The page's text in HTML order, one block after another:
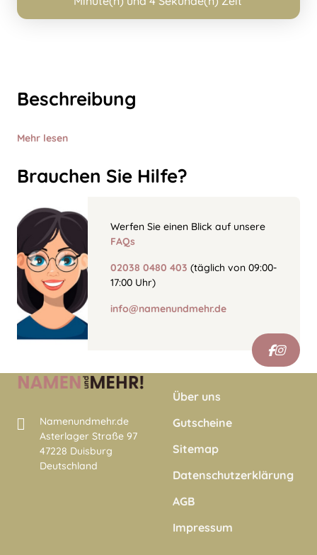
Beschreibung
Mehr lesen
Brauchen Sie Hilfe?
Werfen Sie einen Blick auf unsere
FAQs
02038 0480 403 (täglich von 09:00-
17:00 Uhr)
info@namenundmehr.de
Namenundmehr.de
Asterlager Straße 97
47228 Duisburg
Deutschland
Über uns
Gutscheine
Sitemap
Datenschutzerklärung
AGB
Impressum